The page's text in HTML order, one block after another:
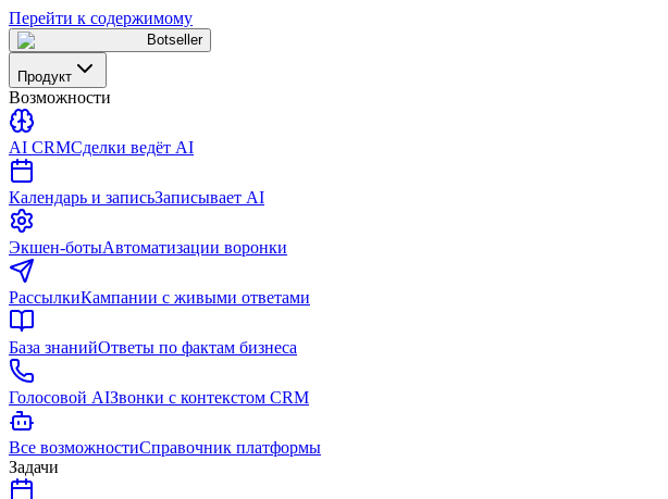
Перейти к содержимому
Botseller
Продукт
Возможности
AI CRMСделки ведёт AI
Календарь и записьЗаписывает AI
Экшен-ботыАвтоматизации воронки
РассылкиКампании с живыми ответами
База знанийОтветы по фактам бизнеса
Голосовой AIЗвонки с контекстом CRM
Все возможностиСправочник платформы
Задачи